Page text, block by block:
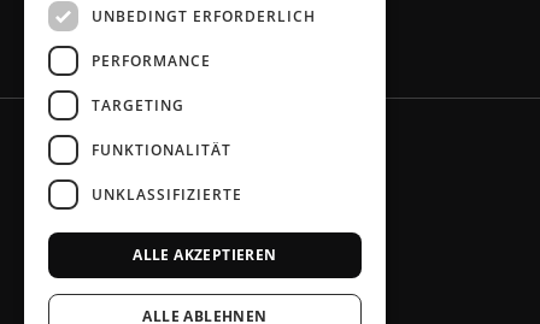
Sa
9 – 13 Uhr
oder gerne nach Absprache
UNBEDINGT ERFORDERLICH
PERFORMANCE
TARGETING
FUNKTIONALITÄT
UNKLASSIFIZIERTE
ALLE AKZEPTIEREN
ALLE ABLEHNEN